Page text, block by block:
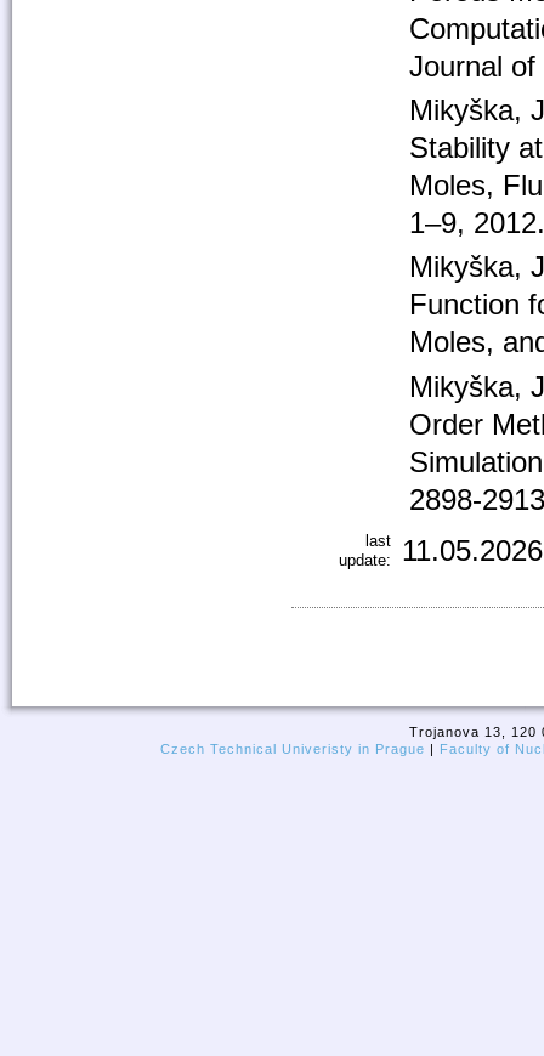
Journal
Mikyška,
Stability
Moles,
1–9,
Mikyška,
Function
Moles,
Mikyška,
Order
2898-
last
update:
Trojanova 13, 120
Czech Technical Univeristy in Prague
Faculty of